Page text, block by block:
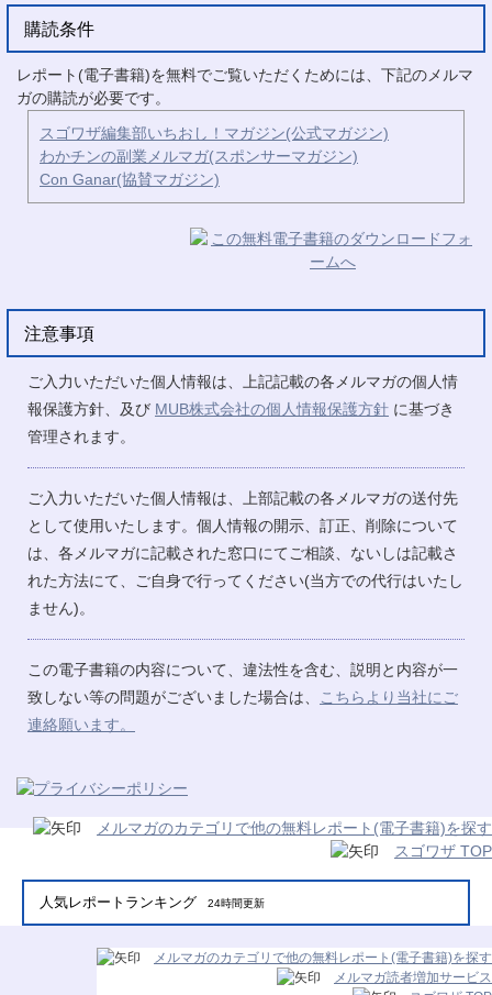
購読条件
レポート(電子書籍)を無料でご覧いただくためには、下記のメルマ
ガの購読が必要です。
スゴワザ編集部いちおし！マガジン(公式マガジン)
わかチンの副業メルマガ(スポンサーマガジン)
Con Ganar(協賛マガジン)
注意事項
ご入力いただいた個人情報は、上記記載の各メルマガの個人情
報保護方針、及び MUB株式会社の個人情報保護方針 に基づき
管理されます。
ご入力いただいた個人情報は、上部記載の各メルマガの送付先
として使用いたします。個人情報の開示、訂正、削除について
は、各メルマガに記載された窓口にてご相談、ないしは記載さ
れた方法にて、ご自身で行ってください(当方での代行はいたし
ません)。
この電子書籍の内容について、違法性を含む、説明と内容が一
致しない等の問題がございました場合は、
こちらより当社にご
連絡願います。
メルマガのカテゴリで他の無料レポート(電子書籍)を探す
スゴワザ TOP
人気レポートランキング 24時間更新
メルマガのカテゴリで他の無料レポート(電子書籍)を探す
メルマガ読者増加サービス